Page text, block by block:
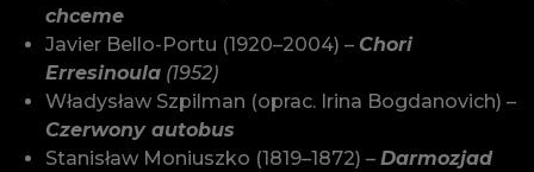
chceme
Javier Bello-Portu (1920–2004) – Chori
Erresinoula (1952)
Władysław Szpilman (oprac. Irina Bogdanovich) –
Czerwony autobus
Stanisław Moniuszko (1819–1872) –Darmozjad